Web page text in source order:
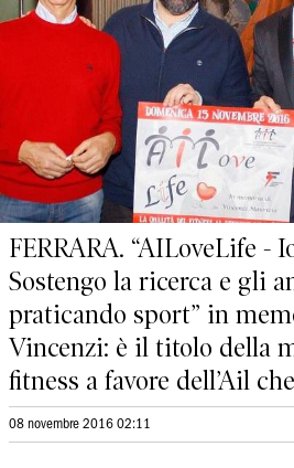
FERRARA. “AILoveLife -
Sostengo la ricerca e gli
praticando sport” in
Vincenzi: è il titolo della
fitness a favore dell’Ail
08 novembre 2016 02:11